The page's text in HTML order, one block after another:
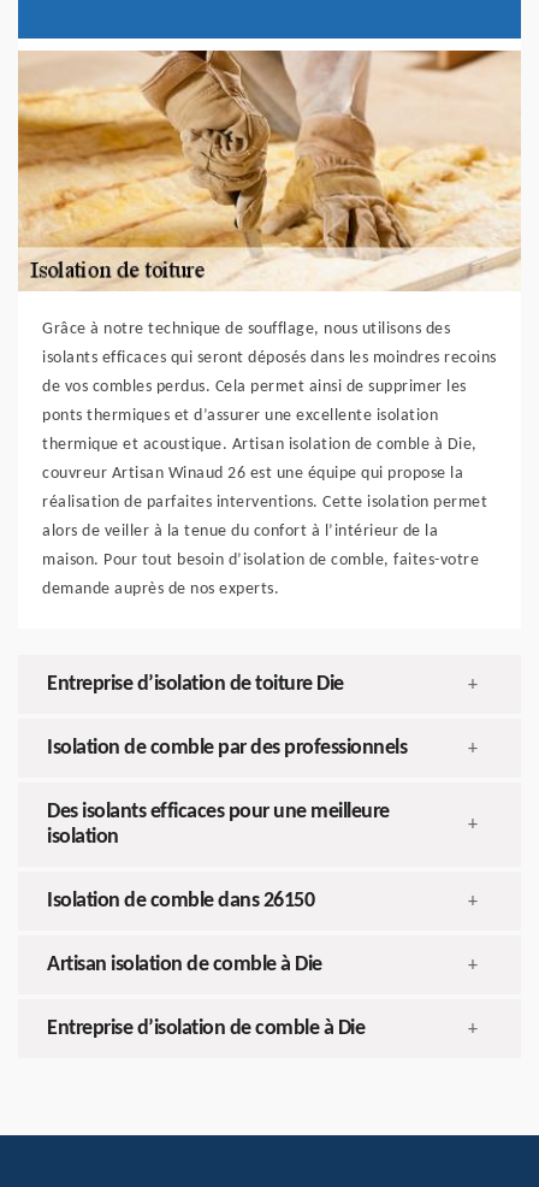
Grâce à notre technique de soufflage, nous utilisons des
isolants efficaces qui seront déposés dans les moindres recoins
de vos combles perdus. Cela permet ainsi de supprimer les
ponts thermiques et d’assurer une excellente isolation
thermique et acoustique. Artisan isolation de comble à Die,
couvreur Artisan Winaud 26 est une équipe qui propose la
réalisation de parfaites interventions. Cette isolation permet
alors de veiller à la tenue du confort à l’intérieur de la
maison. Pour tout besoin d’isolation de comble, faites-votre
demande auprès de nos experts.
Entreprise d’isolation de toiture Die +
Isolation de comble par des professionnels +
Des isolants efficaces pour une meilleure
isolation
+
Isolation de comble dans 26150 +
Artisan isolation de comble à Die +
Entreprise d’isolation de comble à Die +